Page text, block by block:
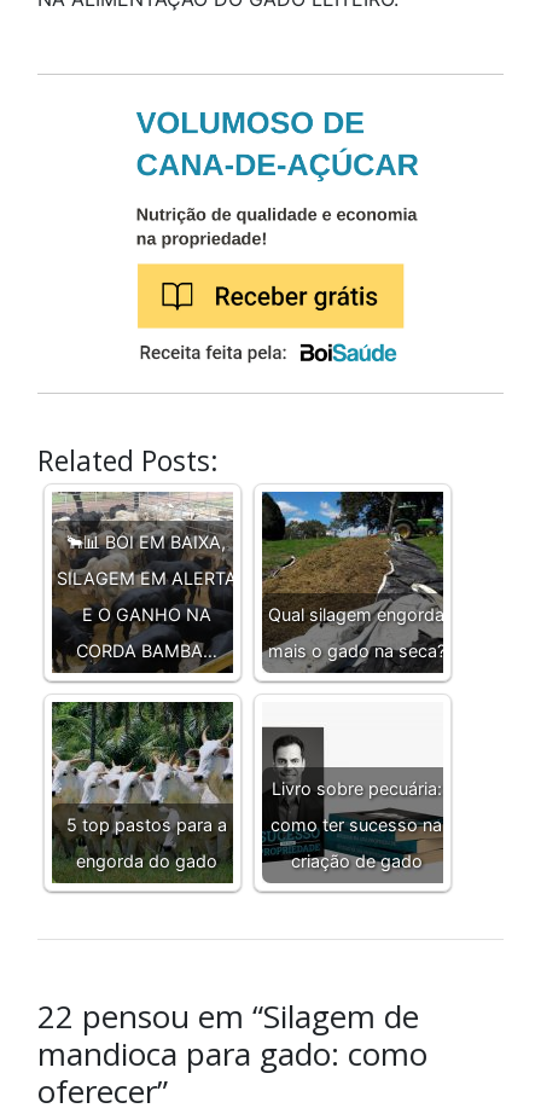
Related Posts:
🐂📊 BOI EM BAIXA,
SILAGEM EM ALERTA
E O GANHO NA
CORDA BAMBA…
Qual silagem engorda
mais o gado na seca?
5 top pastos para a
engorda do gado
Livro sobre pecuária:
como ter sucesso na
criação de gado
22 pensou em “Silagem de
mandioca para gado: como
oferecer”